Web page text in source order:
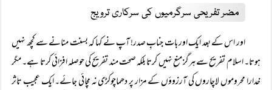
مضر تفریحی سرگرمیوں کی سرکاری ترویج
اور اس کے بعد ایک اور بات جنابِ صدر! آپ نے کہا کہ بسنت منانے سے کچھ نہیں
ہوتا۔ اسلام تفریح سے ہرگز منع نہیں کرتا بلکہ صحت مند تفریح کی حوصلہ افزائی کرتا ہے۔ مگر
خدارا محروموں لاچاروں کی آرزوؤں کے مزار پر دھماچوکڑی نہ مچائی جائے۔ ایک عجیب تاثر